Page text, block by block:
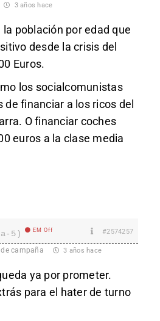
3 años hace
la población por edad que
desde la crisis del
Euros.
los socialcomunistas
de financiar a los ricos del
O financiar coches
euros a la clase media
5) EM Off #2574257
campaña 3 años hace
ya por prometer.
para el hater de turno